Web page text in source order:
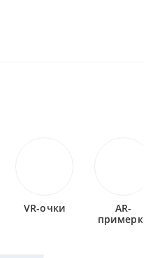
VR-очки
AR-
примерка